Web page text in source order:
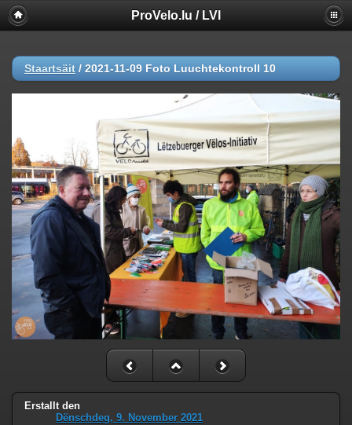
ProVelo.lu / LVI
Staartsäit / 2021-11-09 Foto Luuchtekontroll 10
Erstallt den
Dënschdeg, 9. November 2021